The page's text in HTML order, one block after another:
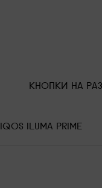
КНОПКИ НА
IQOS ILUMA PRIME